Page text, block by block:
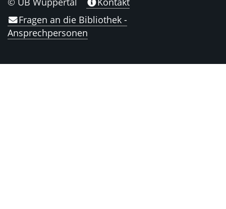
Fragen an die Bibliothek -
Ansprechpersonen